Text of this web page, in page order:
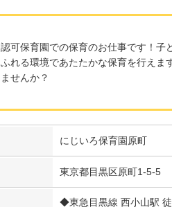
認可保育園での保育のお仕事です！子
ふれる環境であたたかな保育を行えま
ませんか？
にじいろ保育園原町
東京都目黒区原町1-5-5
◆東急目黒線 西小山駅